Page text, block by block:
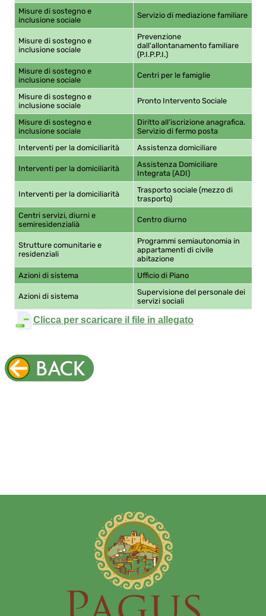
Misure di sostegno e
inclusione sociale
Servizio di mediazione familiare
Misure di sostegno e
inclusione sociale
Prevenzione
dall'allontanamento familiare
(P.I.P.P.I.)
Misure di sostegno e
inclusione sociale
Centri per le famiglie
Misure di sostegno e
inclusione sociale
Pronto Intervento Sociale
Misure di sostegno e
inclusione sociale
Diritto all'iscrizione anagrafica.
Servizio di fermo posta
Interventi per la domiciliarità Assistenza domiciliare
Interventi per la domiciliarità
Assistenza Domiciliare
Integrata (ADI)
Interventi per la domiciliarità
Trasporto sociale (mezzo di
trasporto)
Centri servizi, diurni e
semiresidenzialià
Centro diurno
Strutture comunitarie e
residenziali
Programmi semiautonomia in
appartamenti di civile
abitazione
Azioni di sistema Ufficio di Piano
Azioni di sistema
Supervisione del personale dei
servizi sociali
Clicca per scaricare il file in allegato